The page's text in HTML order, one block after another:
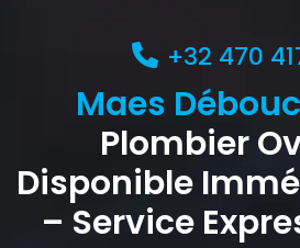
+32 470
Maes
Plombier
Disponible
– Service